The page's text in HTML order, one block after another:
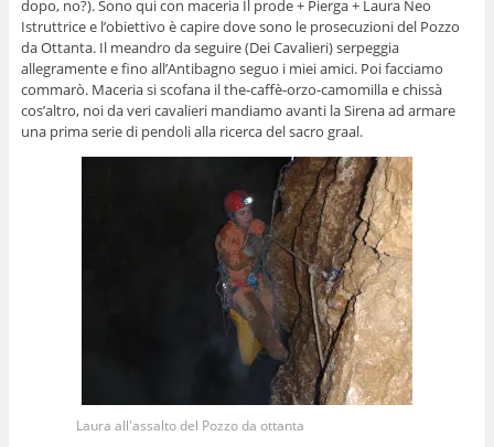
dopo, no?). Sono qui con maceria Il prode + Pierga + Laura Neo
Istruttrice e l’obiettivo è capiredove sono le prosecuzioni del Pozzo
da Ottanta. Il meandro da seguire (Dei Cavalieri) serpeggia
allegramente e fino all’Antibagno seguo i miei amici. Poi facciamo
commarò. Maceria si scofana il the-caffè-orzo-camomilla e chissà
cos’altro, noi da veri cavalieri mandiamo avanti la Sirena ad armare
una prima serie di pendoli alla ricerca del sacro graal.
Laura all'assalto del Pozzo da ottanta